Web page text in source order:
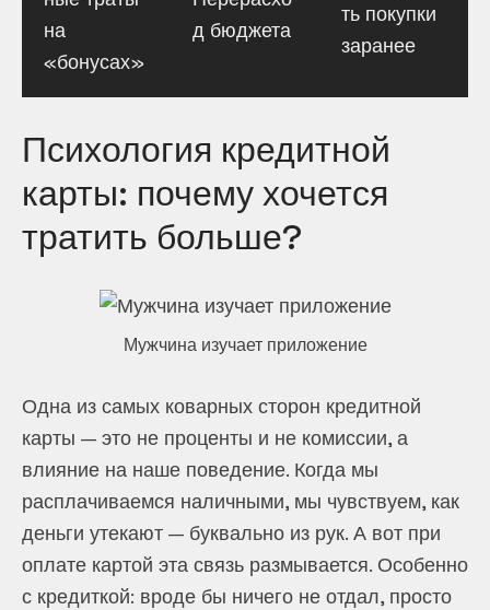
на
«бонусах»
д бюджета
ть покупки
заранее
Психология кредитной
карты: почему хочется
тратить больше?
Мужчина изучает приложение
Одна из самых коварных сторон кредитной
карты — это не проценты и не комиссии, а
влияние на наше поведение. Когда мы
расплачиваемся наличными, мы чувствуем, как
деньги утекают — буквально из рук. А вот при
оплате картой эта связь размывается. Особенно
с кредиткой: вроде бы ничего не отдал, просто